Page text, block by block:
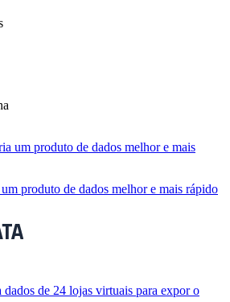
produto de dados melhor e mais rápido